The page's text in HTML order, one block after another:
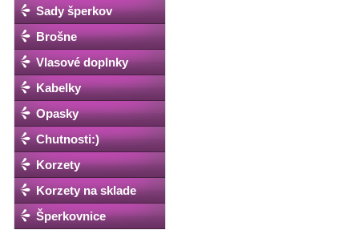
Sady šperkov
Brošne
Vlasové doplnky
Kabelky
Opasky
Chutnosti:)
Korzety
Korzety na sklade
Šperkovnice